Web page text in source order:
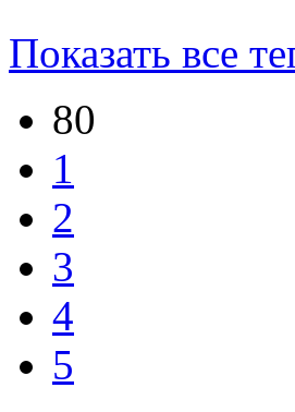
Показать все
80
1
2
3
4
5